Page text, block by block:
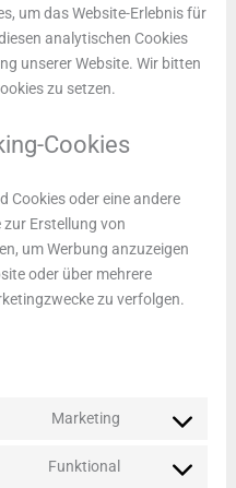
um das Website-Erlebnis für
analytischen Cookies
unserer Website. Wir bitten
zu setzen.
Cookies
Cookies oder eine andere
zur Erstellung von
um Werbung anzuzeigen
oder über mehrere
zu verfolgen.
Marketing
Consent
service
Funktional
Consent